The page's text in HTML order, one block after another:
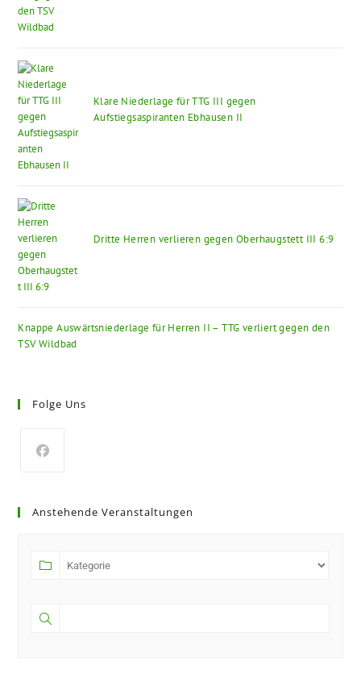
Klare Niederlage für TTG III gegen
Aufstiegsaspiranten Ebhausen II
Dritte Herren verlieren gegen Oberhaugstett III 6:9
Knappe Auswärtsniederlage für Herren II – TTG verliert gegen den
TSV Wildbad
Folge Uns
Anstehende Veranstaltungen